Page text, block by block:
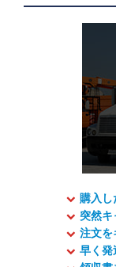
購入し
突然キ
注文を
早く発